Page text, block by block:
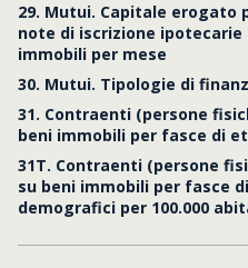
29. Mutui. Capitale erogato
note di iscrizione
immobili per mese
30. Mutui. Tipologie di
31. Contraenti (persone
beni immobili per fasce di
31T. Contraenti (persone
su beni immobili per fasce
demografici per 100.000